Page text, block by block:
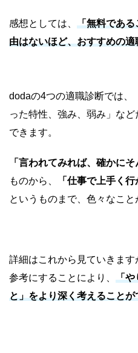
感想としては、 「無料である
由はないほど、おすすめの適
dodaの4つの適職診断では、
った特性、強み、弱み」な
できます。
「言われてみれば、確かに
ものから、
「仕事で上手く
というものまで、色々なこ
詳細はこれから見ていきま
参考にすることにより、 「や
と」をより深く考えることが